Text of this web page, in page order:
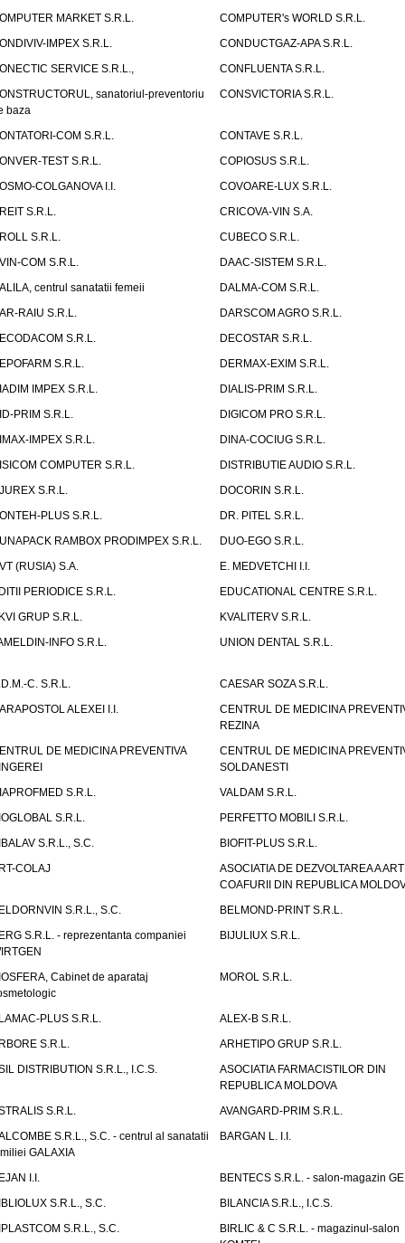
MARKET S.R.L.
COMPUTER's WORLD S.R.L.
IMPEX S.R.L.
CONDUCTGAZ-APA S.R.L.
SERVICE S.R.L.,
CONFLUENTA S.R.L.
sanatoriul-preventoriu
baza
CONSVICTORIA S.R.L.
COM S.R.L.
CONTAVE S.R.L.
TEST S.R.L.
COPIOSUS S.R.L.
COLGANOVA I.I.
COVOARE-LUX S.R.L.
S.R.L.
CRICOVA-VIN S.A.
S.R.L.
CUBECO S.R.L.
COM S.R.L.
DAAC-SISTEM S.R.L.
centrul sanatatii femeii
DALMA-COM S.R.L.
RAIU S.R.L.
DARSCOM AGRO S.R.L.
S.R.L.
DECOSTAR S.R.L.
S.R.L.
DERMAX-EXIM S.R.L.
IMPEX S.R.L.
DIALIS-PRIM S.R.L.
PRIM S.R.L.
DIGICOM PRO S.R.L.
IMPEX S.R.L.
DINA-COCIUG S.R.L.
COMPUTER S.R.L.
DISTRIBUTIE AUDIO S.R.L.
S.R.L.
DOCORIN S.R.L.
PLUS S.R.L.
DR. PITEL S.R.L.
RAMBOX PRODIMPEX S.R.L.
DUO-EGO S.R.L.
(RUSIA) S.A.
E. MEDVETCHI I.I.
PERIODICE S.R.L.
EDUCATIONAL CENTRE S.R.L.
GRUP S.R.L.
KVALITERV S.R.L.
INFO S.R.L.
UNION DENTAL S.R.L.
C. S.R.L.
CAESAR SOZA S.R.L.
ALEXEI I.I.
CENTRUL DE MEDICINA
REZINA
DE MEDICINA PREVENTIVA
CENTRUL DE MEDICINA
SOLDANESTI
S.R.L.
VALDAM S.R.L.
S.R.L.
PERFETTO MOBILI S.R.L.
S.R.L., S.C.
BIOFIT-PLUS S.R.L.
COLAJ
ASOCIATIA DE DEZVOLTAREA A
COAFURII DIN REPUBLICA
S.R.L., S.C.
BELMOND-PRINT S.R.L.
S.R.L. - reprezentanta companiei
BIJULIUX S.R.L.
Cabinet de aparataj
MOROL S.R.L.
PLUS S.R.L.
ALEX-B S.R.L.
S.R.L.
ARHETIPO GRUP S.R.L.
DISTRIBUTION S.R.L., I.C.S.
ASOCIATIA FARMACISTILOR DIN
REPUBLICA MOLDOVA
S.R.L.
AVANGARD-PRIM S.R.L.
S.R.L., S.C. - centrul al sanatatii
GALAXIA
BARGAN L. I.I.
I.I.
BENTECS S.R.L. - salon-magazin
S.R.L., S.C.
BILANCIA S.R.L., I.C.S.
S.R.L., S.C.
BIRLIC & C S.R.L. - magazinul-salon